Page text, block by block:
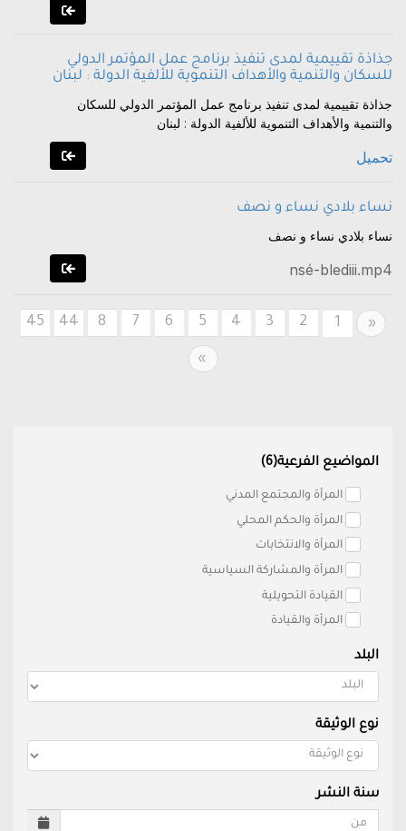
جذاذة تقييمية لمدى تنفيذ برنامج عمل المؤتمر الدولي
للسكان والتنمية والأهداف التنموية للألفية الدولة : لبنان
جذاذة تقييمية لمدى تنفيذ برنامج عمل المؤتمر الدولي للسكان
والتنمية والأهداف التنموية للألفية الدولة : لبنان
تحميل
نساء بلادي نساء و نصف
نساء بلادي نساء و نصف
nsé-blediii.mp4
«
Previous
1
2
3
4
5
6
7
8
44
45
»
Next
المواضيع الفرعية(6)
المرأة والمجتمع المدني
المرأة والحكم المحلي
المرأة والانتخابات
المرأة والمشاركة السياسية
القيادة التحويلية
المرأة والقيادة
البلد
نوع الوثيقة
سنة النشر